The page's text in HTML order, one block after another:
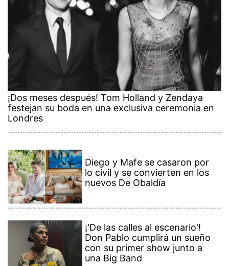
¡Dos meses después! Tom Holland y Zendaya
festejan su boda en una exclusiva ceremonia en
Londres
Diego y Mafe se casaron por
lo civil y se convierten en los
nuevos De Obaldía
¡'De las calles al escenario'!
Don Pablo cumplirá un sueño
con su primer show junto a
una Big Band